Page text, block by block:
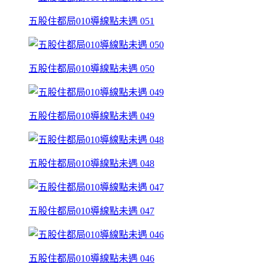
五股住都局010導線點未遇 051
五股住都局010導線點未遇 050
五股住都局010導線點未遇 049
五股住都局010導線點未遇 048
五股住都局010導線點未遇 047
五股住都局010導線點未遇 046